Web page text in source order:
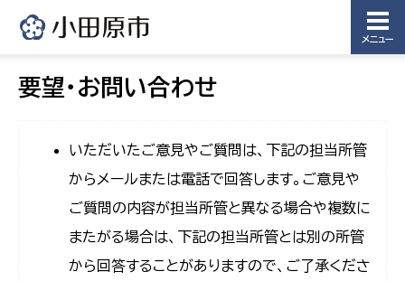
メニュー
要望・お問い合わせ
いただいたご意見やご質問は、下記の担当所管
からメールまたは電話で回答します。ご意見や
ご質問の内容が担当所管と異なる場合や複数に
またがる場合は、下記の担当所管とは別の所管
から回答することがありますので、ご了承くださ